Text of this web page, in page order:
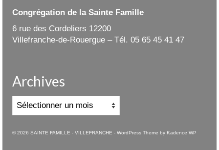
Congrégation de la Sainte Famille
6 rue des Cordeliers 12200
Villefranche-de-Rouergue – Tél. 05 65 45 41 47
Archives
Archives
© 2026 SAINTE FAMILLE - VILLEFRANCHE - WordPress Theme by Kadence WP